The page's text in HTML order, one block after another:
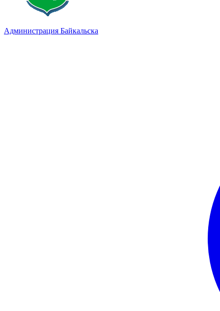
Администрация Байкальска